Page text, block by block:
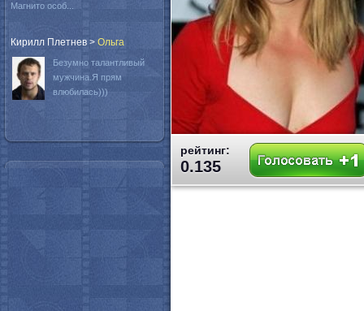
рейтинг:
0.135
Магнито особ...
Кирилл Плетнев > Oльга
Безумно талантливый
мужчина.Я прям
влюбилась)))